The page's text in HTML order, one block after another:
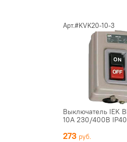
Арт.#KVK20-10-3
Выключатель IEK
10A 230/400B IP40
273